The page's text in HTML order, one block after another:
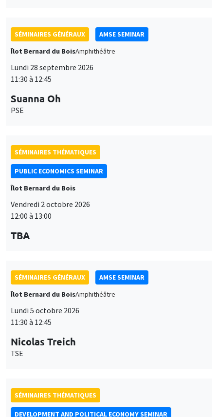
SÉMINAIRES GÉNÉRAUX
AMSE SEMINAR
Îlot Bernard du BoisAmphithéâtre
Lundi 28 septembre 2026
11:30 à 12:45
Suanna Oh
PSE
SÉMINAIRES THÉMATIQUES
PUBLIC ECONOMICS SEMINAR
Îlot Bernard du Bois
Vendredi 2 octobre 2026
12:00 à 13:00
TBA
SÉMINAIRES GÉNÉRAUX
AMSE SEMINAR
Îlot Bernard du BoisAmphithéâtre
Lundi 5 octobre 2026
11:30 à 12:45
Nicolas Treich
TSE
SÉMINAIRES THÉMATIQUES
DEVELOPMENT AND POLITICAL ECONOMY SEMINAR